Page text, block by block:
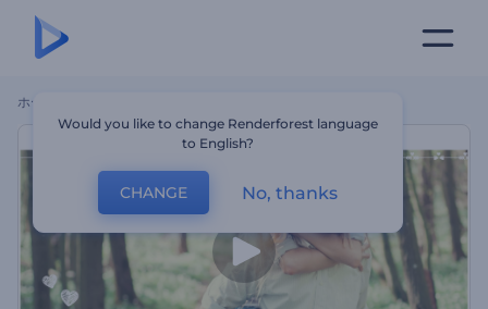
ホーム
Would you like to change Renderforest language
to English?
CHANGE No, thanks